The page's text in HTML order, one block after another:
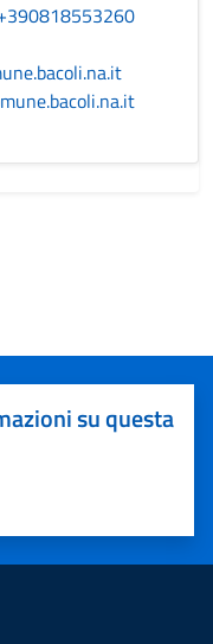
su questa